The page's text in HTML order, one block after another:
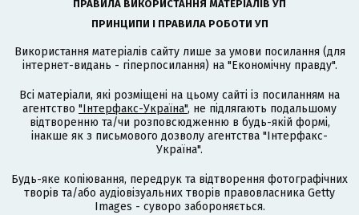
ПРАВИЛА ВИКОРИСТАННЯ МАТЕРІАЛІВ УП
ПРИНЦИПИ І ПРАВИЛА РОБОТИ УП
Використання матеріалів сайту лише за умови посилання (для
інтернет-видань - гіперпосилання) на "Економічну правду".
Всі матеріали, які розміщені на цьому сайті із посиланням на
агентство "Інтерфакс-Україна", не підлягають подальшому
відтворенню та/чи розповсюдженню в будь-якій формі,
інакше як з письмового дозволу агентства "Інтерфакс-
Україна".
Будь-яке копіювання, передрук та відтворення фотографічних
творів та/або аудіовізуальних творів правовласника Getty
Images - суворо забороняється.